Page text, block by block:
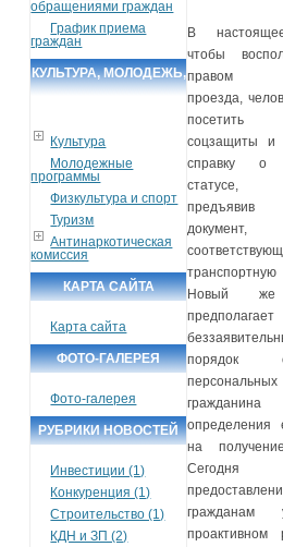
обращениями граждан
График приема
граждан
КУЛЬТУРА, МОЛОДЕЖЬ,
Культура
Молодежные
программы
Физкультура и спорт
Туризм
Антинаркотическая
комиссия
КАРТА САЙТА
Карта сайта
ФОТО-ГАЛЕРЕЯ
Фото-галерея
РУБРИКИ НОВОСТЕЙ
Инвестиции (1)
Конкуренция (1)
Строительство (1)
КДН и ЗП (2)
В
чтобы
правом
проезда,
посетить
соцзащиты и
справку о
статусе,
документ,
Новый же
предполагает
порядок
определения
на
гражданам